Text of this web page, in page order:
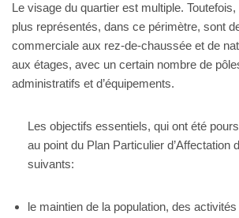
Le visage du quartier est multiple.
plus représentés, dans ce périmètre, sont
commerciale aux rez-de-chaussée et de
aux étages, avec un certain nombre de
administratifs et d’équipements.
Les objectifs essentiels, qui ont été
au point du Plan Particulier d’Affectation
suivants:
le maintien de la population, des